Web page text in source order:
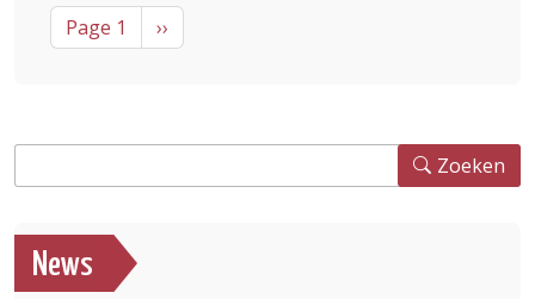
Pagination
Page 1 Next page
››
Zoeken
News